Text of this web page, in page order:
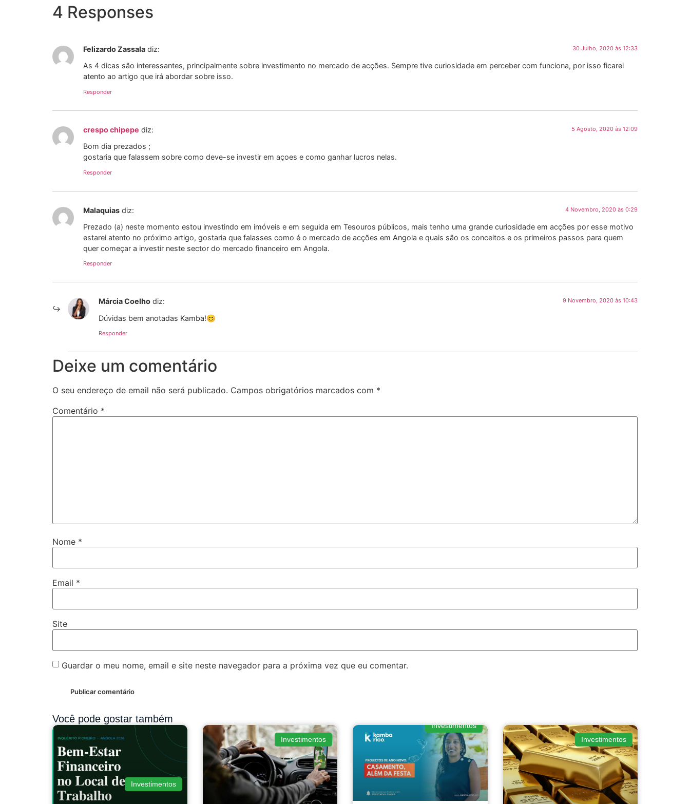
4 Responses
Felizardo Zassala diz: 30 Julho, 2020 às 12:33
As 4 dicas são interessantes, principalmente sobre investimento no mercado de acções. Sempre tive curiosidade em perceber com funciona, por isso ficarei
atento ao artigo que irá abordar sobre isso.
Responder
crespo chipepe diz: 5 Agosto, 2020 às 12:09
Bom dia prezados ;
gostaria que falassem sobre como deve-se investir em açoes e como ganhar lucros nelas.
Responder
Malaquias diz: 4 Novembro, 2020 às 0:29
Prezado (a) neste momento estou investindo em imóveis e em seguida em Tesouros públicos, mais tenho uma grande curiosidade em acções por esse motivo
estarei atento no próximo artigo, gostaria que falasses como é o mercado de acções em Angola e quais são os conceitos e os primeiros passos para quem
quer começar a investir neste sector do mercado financeiro em Angola.
Responder
Márcia Coelho diz: 9 Novembro, 2020 às 10:43
Dúvidas bem anotadas Kamba!😊
Responder
Deixe um comentário
O seu endereço de email não será publicado. Campos obrigatórios marcados com *
Comentário *
Nome *
Email *
Site
Guardar o meu nome, email e site neste navegador para a próxima vez que eu comentar.
Você pode gostar também
Investimentos
Investimentos
Investimentos
Investimentos